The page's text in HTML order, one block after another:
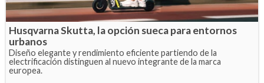
Husqvarna Skutta, la opción sueca para entornos
urbanos
Diseño elegante y rendimiento eficiente partiendo de la
electrificación distinguen al nuevo integrante de la marca
europea.